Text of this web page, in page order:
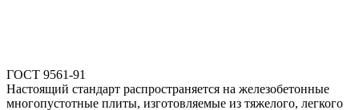
ГОСТ 9561-91
Настоящий стандарт распространяется на железобетонные
многопустотные плиты, изготовляемые из тяжелого, легкого